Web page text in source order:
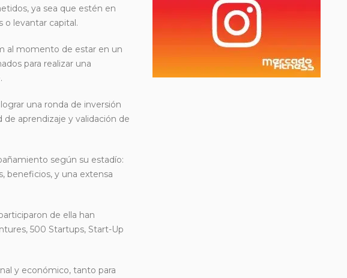
ya sea que estén en
o levantar capital.
al momento de estar en un
para realizar una
una ronda de inversión
de aprendizaje y validación de
según su estadío:
beneficios, y una extensa
de ella han
500 Startups, Start-Up
y económico, tanto para